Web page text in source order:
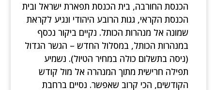
הכנסת החורבה, בית הכנסת תפארת ישראל ובית
הכנסת הקראי, גגות הרובע היהודי ונגיע לקראת
שמונה אל מנהרות הכותל. נקיים ביקור נכסף
במנהרות הכותל, במסלול החדש – הגשר הגדול
(ניסה בתשלום כולה במחיר הטיול). נשמיע
תפילה חרישית מתוך המנהרה אל מול קודש
הקודשים, הכי קרוב שאפשר. נסיים ברחבת